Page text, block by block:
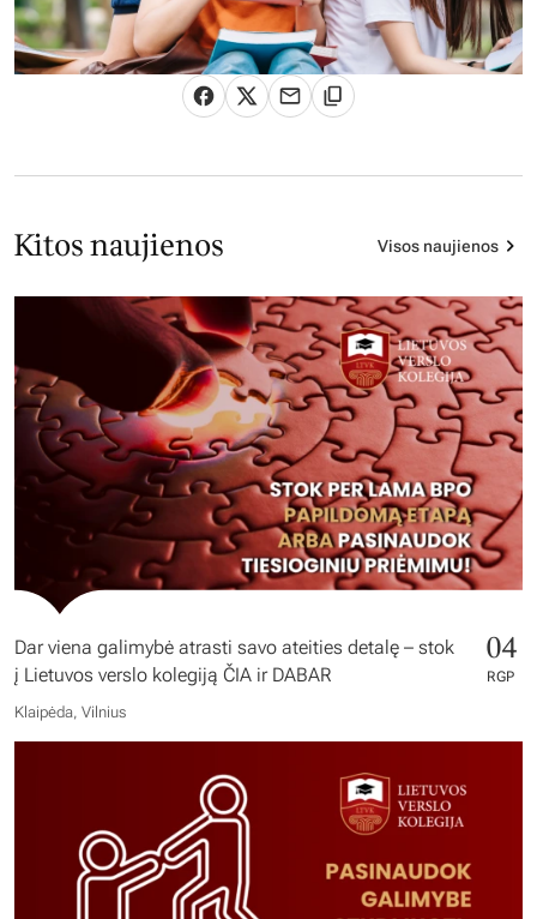
Kitos naujienos Visos naujienos
Dar viena galimybė atrasti savo ateities detalę – stok
į Lietuvos verslo kolegiją ČIA ir DABAR
04
RGP
Klaipėda, Vilnius